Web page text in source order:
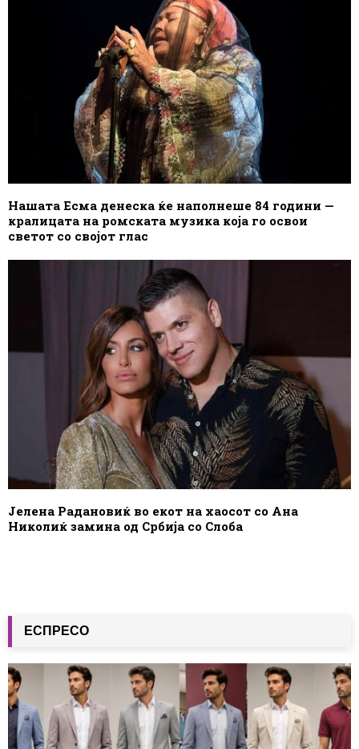
Нашата Есма денеска ќе наполнеше 84 години —
кралицата на ромската музика која го освои
светот со својот глас
Јелена Радановиќ во екот на хаосот со Ана
Николиќ замина од Србија со Слоба
ЕСПРЕСО